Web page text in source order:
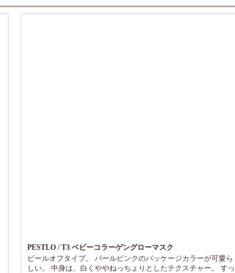
PESTLO / T3 ベビーコラーゲングローマスク
ピールオフタイプ。 パールピンクのパッケージカラーが可愛ら
しい。 中身は、白くややねっちょりとしたテクスチャー。 すっ